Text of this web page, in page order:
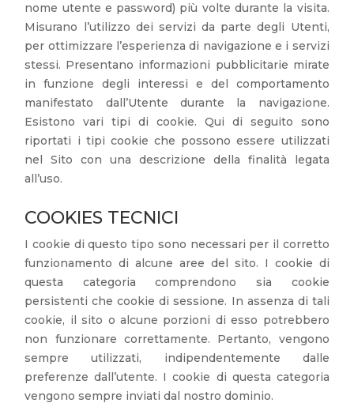
nome utente e password) più volte durante la visita.
Misurano l’utilizzo dei servizi da parte degli Utenti,
per ottimizzare l’esperienza di navigazione e i servizi
stessi. Presentano informazioni pubblicitarie mirate
in funzione degli interessi e del comportamento
manifestato dall’Utente durante la navigazione.
Esistono vari tipi di cookie. Qui di seguito sono
riportati i tipi cookie che possono essere utilizzati
nel Sito con una descrizione della finalità legata
all’uso.
COOKIES TECNICI
I cookie di questo tipo sono necessari per il corretto
funzionamento di alcune aree del sito. I cookie di
questa categoria comprendono sia cookie
persistenti che cookie di sessione. In assenza di tali
cookie, il sito o alcune porzioni di esso potrebbero
non funzionare correttamente. Pertanto, vengono
sempre utilizzati, indipendentemente dalle
preferenze dall’utente. I cookie di questa categoria
vengono sempre inviati dal nostro dominio.